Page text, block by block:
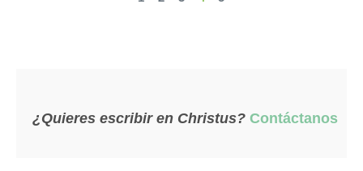
¿Quieres escribir en Christus? Contáctanos